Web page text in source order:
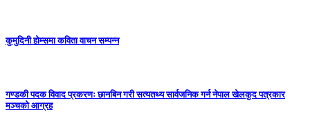
कुमुदिनी होम्समा कविता वाचन सम्पन्न
गण्डकी पदक विवाद प्रकरणः छानबिन गरी सत्यतथ्य सार्वजनिक गर्न नेपाल खेलकुद पत्रकार
मञ्चको आग्रह